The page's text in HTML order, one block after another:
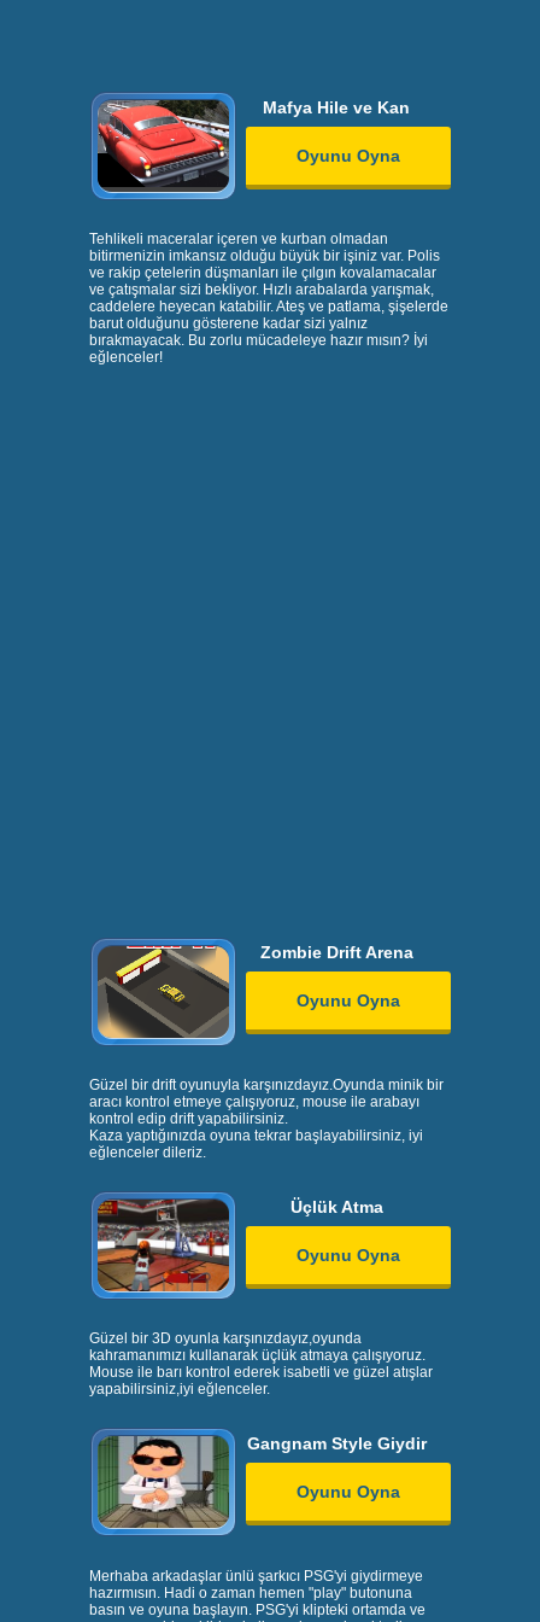
Mafya Hile ve Kan
Oyunu Oyna
Tehlikeli maceralar içeren ve kurban olmadan
bitirmenizin imkansız olduğu büyük bir işiniz var. Polis
ve rakip çetelerin düşmanları ile çılgın kovalamacalar
ve çatışmalar sizi bekliyor. Hızlı arabalarda yarışmak,
caddelere heyecan katabilir. Ateş ve patlama, şişelerde
barut olduğunu gösterene kadar sizi yalnız
bırakmayacak. Bu zorlu mücadeleye hazır mısın? İyi
eğlenceler!
Zombie Drift Arena
Oyunu Oyna
Güzel bir drift oyunuyla karşınızdayız.Oyunda minik bir
aracı kontrol etmeye çalışıyoruz, mouse ile arabayı
kontrol edip drift yapabilirsiniz.
Kaza yaptığınızda oyuna tekrar başlayabilirsiniz, iyi
eğlenceler dileriz.
Üçlük Atma
Oyunu Oyna
Güzel bir 3D oyunla karşınızdayız,oyunda
kahramanımızı kullanarak üçlük atmaya çalışıyoruz.
Mouse ile barı kontrol ederek isabetli ve güzel atışlar
yapabilirsiniz,iyi eğlenceler.
Gangnam Style Giydir
Oyunu Oyna
Merhaba arkadaşlar ünlü şarkıcı PSG'yi giydirmeye
hazırmısın. Hadi o zaman hemen "play" butonuna
basın ve oyuna başlayın. PSG'yi klipteki ortamda ve